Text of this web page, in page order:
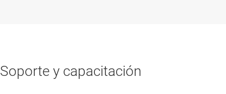
Soporte y capacitación